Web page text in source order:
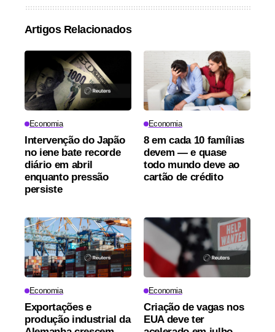
Artigos Relacionados
Economia
Intervenção do Japão
no iene bate recorde
diário em abril
enquanto pressão
persiste
Economia
8 em cada 10 famílias
devem — e quase
todo mundo deve ao
cartão de crédito
Economia
Exportações e
produção industrial da
Economia
Criação de vagas nos
EUA deve ter